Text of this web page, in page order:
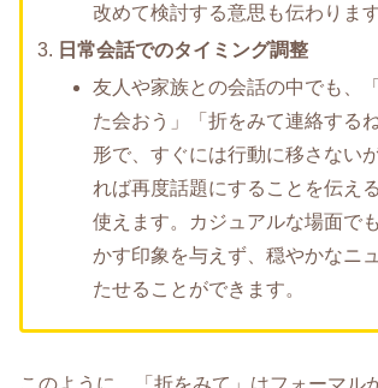
改めて検討する意思も伝わります
日常会話でのタイミング調整
友人や家族との会話の中でも、
た会おう」「折をみて連絡する
形で、すぐには行動に移さない
れば再度話題にすることを伝え
使えます。カジュアルな場面で
かす印象を与えず、穏やかなニ
たせることができます。